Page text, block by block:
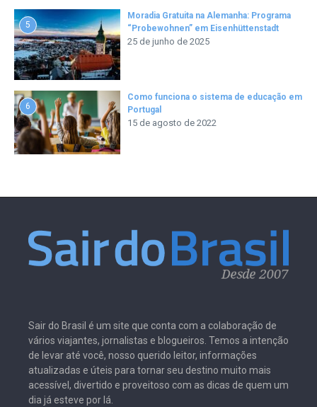
5
Moradia Gratuita na Alemanha: Programa
“Probewohnen” em Eisenhüttenstadt
25 de junho de 2025
6
Como funciona o sistema de educação em
Portugal
15 de agosto de 2022
Sair do Brasil é um site que conta com a colaboração de
vários viajantes, jornalistas e blogueiros. Temos a intenção
de levar até você, nosso querido leitor, informações
atualizadas e úteis para tornar seu destino muito mais
acessível, divertido e proveitoso com as dicas de quem um
dia já esteve por lá.